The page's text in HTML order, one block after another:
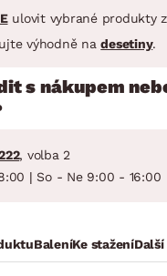
ulovit vybrané produkty
výhodně nadesetiny.
s nákupem
, volba 2
| So - Ne 9:00 - 16:00
BaleníKe stažení